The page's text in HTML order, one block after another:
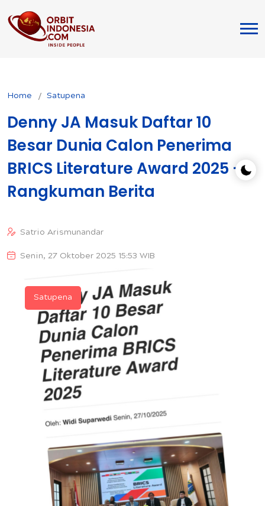
Home Satupena
Denny JA Masuk Daftar 10
Besar Dunia Calon Penerima
BRICS Literature Award 2025 -
Rangkuman Berita
Satrio Arismunandar
Senin, 27 Oktober 2025 15:53 WIB
Satupena